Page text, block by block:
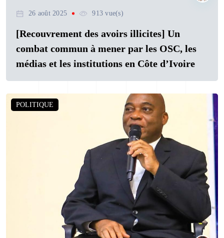
26 août 2025 913 vue(s)
[Recouvrement des avoirs illicites] Un
combat commun à mener par les OSC, les
médias et les institutions en Côte d’Ivoire
POLITIQUE